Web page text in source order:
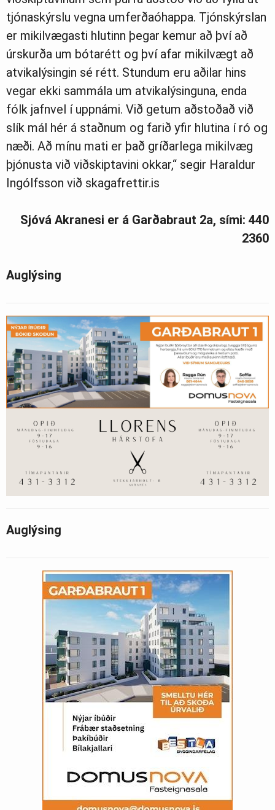
tjónaskýrslu vegna umferðaóhappa. Tjónskýrslan
er mikilvægasti hlutinn þegar kemur að því að
úrskurða um bótarétt og því afar mikilvægt að
atvikalýsingin sé rétt. Stundum eru aðilar hins
vegar ekki sammála um atvikalýsinguna, enda
fólk jafnvel í uppnámi. Við getum aðstoðað við
slík mál hér á staðnum og farið yfir hlutina í ró og
næði. Að mínu mati er það gríðarlega mikilvæg
þjónusta við viðskiptavini okkar,“ segir Haraldur
Ingólfsson við skagafrettir.is
Sjóvá Akranesi er á Garðabraut 2a, sími: 440
2360
Auglýsing
Auglýsing